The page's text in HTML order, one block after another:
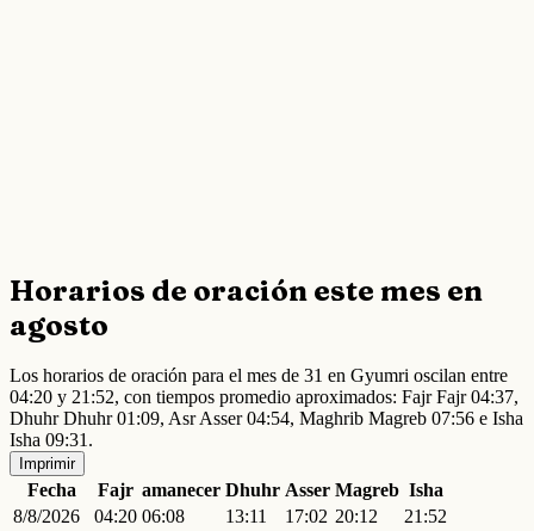
Horarios de oración este mes en
agosto
Los horarios de oración para el mes de 31 en Gyumri oscilan entre
04:20 y 21:52, con tiempos promedio aproximados: Fajr Fajr 04:37,
Dhuhr Dhuhr 01:09, Asr Asser 04:54, Maghrib Magreb 07:56 e Isha
Isha 09:31.
Imprimir
Fecha Fajr amanecer Dhuhr Asser Magreb Isha
8/8/2026
04:20 06:08 13:11 17:02 20:12
21:52